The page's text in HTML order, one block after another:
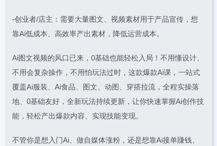
-创业者/店主：需要大量图文、视频素材用于产品宣传，想
靠Ai低成本、高效率产出素材，降低运营成本。
Ai图文视频的风口已来，0基础也能轻松入局！不用懂设计、
不用会复杂操作，不用怕玩法过时，这款爆款Ai课，一站式
覆盖Ai服装、Ai食品、图文、动图、穿搭拉流，全程实操落
地、0基础友好，全新玩法持续更新，让你快速掌握Ai创作技
能，轻松产出爆款内容、实现技能变现。
不管你是想入门Ai、做自媒体涨粉，还是想靠Ai接单賺钱、